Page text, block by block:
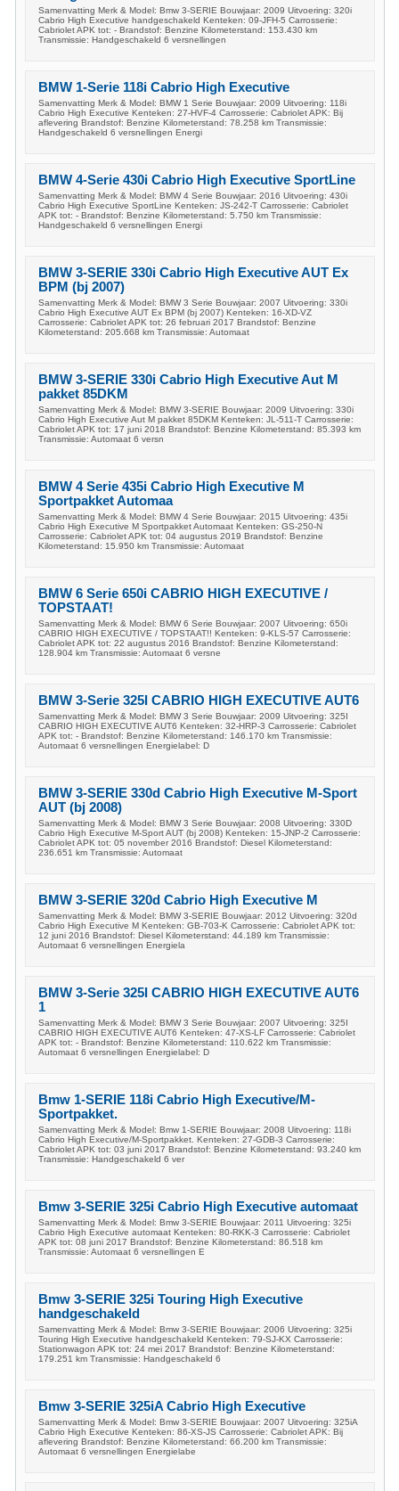
Samenvatting Merk & Model: Bmw 3-SERIE Bouwjaar: 2009 Uitvoering: 320i
Cabrio High Executive handgeschakeld Kenteken: 09-JFH-5 Carrosserie:
Cabriolet APK tot: - Brandstof: Benzine Kilometerstand: 153.430 km
Transmissie: Handgeschakeld 6 versnellingen
BMW 1-Serie 118i Cabrio High Executive
Samenvatting Merk & Model: BMW 1 Serie Bouwjaar: 2009 Uitvoering: 118i
Cabrio High Executive Kenteken: 27-HVF-4 Carrosserie: Cabriolet APK: Bij
aflevering Brandstof: Benzine Kilometerstand: 78.258 km Transmissie:
Handgeschakeld 6 versnellingen Energi
BMW 4-Serie 430i Cabrio High Executive SportLine
Samenvatting Merk & Model: BMW 4 Serie Bouwjaar: 2016 Uitvoering: 430i
Cabrio High Executive SportLine Kenteken: JS-242-T Carrosserie: Cabriolet
APK tot: - Brandstof: Benzine Kilometerstand: 5.750 km Transmissie:
Handgeschakeld 6 versnellingen Energi
BMW 3-SERIE 330i Cabrio High Executive AUT Ex
BPM (bj 2007)
Samenvatting Merk & Model: BMW 3 Serie Bouwjaar: 2007 Uitvoering: 330i
Cabrio High Executive AUT Ex BPM (bj 2007) Kenteken: 16-XD-VZ
Carrosserie: Cabriolet APK tot: 26 februari 2017 Brandstof: Benzine
Kilometerstand: 205.668 km Transmissie: Automaat
BMW 3-SERIE 330i Cabrio High Executive Aut M
pakket 85DKM
Samenvatting Merk & Model: BMW 3-SERIE Bouwjaar: 2009 Uitvoering: 330i
Cabrio High Executive Aut M pakket 85DKM Kenteken: JL-511-T Carrosserie:
Cabriolet APK tot: 17 juni 2018 Brandstof: Benzine Kilometerstand: 85.393 km
Transmissie: Automaat 6 versn
BMW 4 Serie 435i Cabrio High Executive M
Sportpakket Automaa
Samenvatting Merk & Model: BMW 4 Serie Bouwjaar: 2015 Uitvoering: 435i
Cabrio High Executive M Sportpakket Automaat Kenteken: GS-250-N
Carrosserie: Cabriolet APK tot: 04 augustus 2019 Brandstof: Benzine
Kilometerstand: 15.950 km Transmissie: Automaat
BMW 6 Serie 650i CABRIO HIGH EXECUTIVE /
TOPSTAAT!
Samenvatting Merk & Model: BMW 6 Serie Bouwjaar: 2007 Uitvoering: 650i
CABRIO HIGH EXECUTIVE / TOPSTAAT!! Kenteken: 9-KLS-57 Carrosserie:
Cabriolet APK tot: 22 augustus 2016 Brandstof: Benzine Kilometerstand:
128.904 km Transmissie: Automaat 6 versne
BMW 3-Serie 325I CABRIO HIGH EXECUTIVE AUT6
Samenvatting Merk & Model: BMW 3 Serie Bouwjaar: 2009 Uitvoering: 325I
CABRIO HIGH EXECUTIVE AUT6 Kenteken: 32-HRP-3 Carrosserie: Cabriolet
APK tot: - Brandstof: Benzine Kilometerstand: 146.170 km Transmissie:
Automaat 6 versnellingen Energielabel: D
BMW 3-SERIE 330d Cabrio High Executive M-Sport
AUT (bj 2008)
Samenvatting Merk & Model: BMW 3 Serie Bouwjaar: 2008 Uitvoering: 330D
Cabrio High Executive M-Sport AUT (bj 2008) Kenteken: 15-JNP-2 Carrosserie:
Cabriolet APK tot: 05 november 2016 Brandstof: Diesel Kilometerstand:
236.651 km Transmissie: Automaat
BMW 3-SERIE 320d Cabrio High Executive M
Samenvatting Merk & Model: BMW 3-SERIE Bouwjaar: 2012 Uitvoering: 320d
Cabrio High Executive M Kenteken: GB-703-K Carrosserie: Cabriolet APK tot:
12 juni 2016 Brandstof: Diesel Kilometerstand: 44.189 km Transmissie:
Automaat 6 versnellingen Energiela
BMW 3-Serie 325I CABRIO HIGH EXECUTIVE AUT6
1
Samenvatting Merk & Model: BMW 3 Serie Bouwjaar: 2007 Uitvoering: 325I
CABRIO HIGH EXECUTIVE AUT6 Kenteken: 47-XS-LF Carrosserie: Cabriolet
APK tot: - Brandstof: Benzine Kilometerstand: 110.622 km Transmissie:
Automaat 6 versnellingen Energielabel: D
Bmw 1-SERIE 118i Cabrio High Executive/M-
Sportpakket.
Samenvatting Merk & Model: Bmw 1-SERIE Bouwjaar: 2008 Uitvoering: 118i
Cabrio High Executive/M-Sportpakket. Kenteken: 27-GDB-3 Carrosserie:
Cabriolet APK tot: 03 juni 2017 Brandstof: Benzine Kilometerstand: 93.240 km
Transmissie: Handgeschakeld 6 ver
Bmw 3-SERIE 325i Cabrio High Executive automaat
Samenvatting Merk & Model: Bmw 3-SERIE Bouwjaar: 2011 Uitvoering: 325i
Cabrio High Executive automaat Kenteken: 80-RKK-3 Carrosserie: Cabriolet
APK tot: 08 juni 2017 Brandstof: Benzine Kilometerstand: 86.518 km
Transmissie: Automaat 6 versnellingen E
Bmw 3-SERIE 325i Touring High Executive
handgeschakeld
Samenvatting Merk & Model: Bmw 3-SERIE Bouwjaar: 2006 Uitvoering: 325i
Touring High Executive handgeschakeld Kenteken: 79-SJ-KX Carrosserie:
Stationwagon APK tot: 24 mei 2017 Brandstof: Benzine Kilometerstand:
179.251 km Transmissie: Handgeschakeld 6
Bmw 3-SERIE 325iA Cabrio High Executive
Samenvatting Merk & Model: Bmw 3-SERIE Bouwjaar: 2007 Uitvoering: 325iA
Cabrio High Executive Kenteken: 86-XS-JS Carrosserie: Cabriolet APK: Bij
aflevering Brandstof: Benzine Kilometerstand: 66.200 km Transmissie:
Automaat 6 versnellingen Energielabe